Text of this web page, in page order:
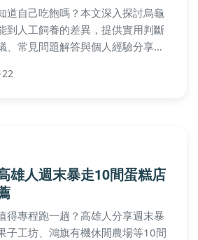
道自己吃飽嗎？本文深入探討烏龜
到人工飼養的差異，提供實用判斷
、常見問題解答與個人經驗分享。
。
雄人週末暴走10間蛋糕店
得專程跑一趟？高雄人分享週末暴
子工坊、鴻旗有機休閒農場等10間